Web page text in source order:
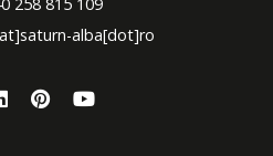
258 815 109
alba[dot]ro